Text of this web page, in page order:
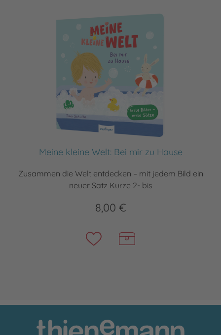
Meine kleine Welt: Bei mir zu Hause
Zusammen die Welt entdecken – mit jedem Bild ein
neuer Satz Kurze 2- bis
8,00 €